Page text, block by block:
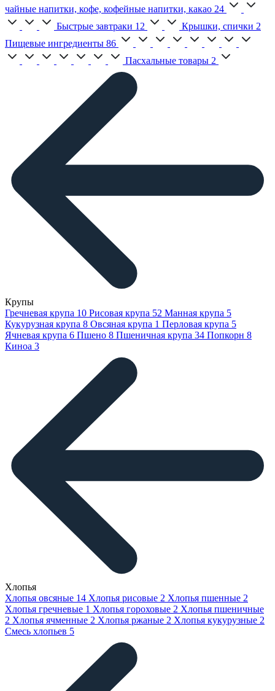
чайные напитки, кофе, кофейные напитки, какао 24
Быстрые завтраки 12 Крышки, спички 2
Пищевые ингредиенты 86
Пасхальные товары 2
Крупы
Гречневая крупа 10 Рисовая крупа 52 Манная крупа 5
Кукурузная крупа 8 Овсяная крупа 1 Перловая крупа 5
Ячневая крупа 6 Пшено 8 Пшеничная крупа 34 Попкорн 8
Киноа 3
Хлопья
Хлопья овсяные 14 Хлопья рисовые 2 Хлопья пшенные 2
Хлопья гречневые 1 Хлопья гороховые 2 Хлопья пшеничные
2 Хлопья ячменные 2 Хлопья ржаные 2 Хлопья кукурузные 2
Смесь хлопьев 5